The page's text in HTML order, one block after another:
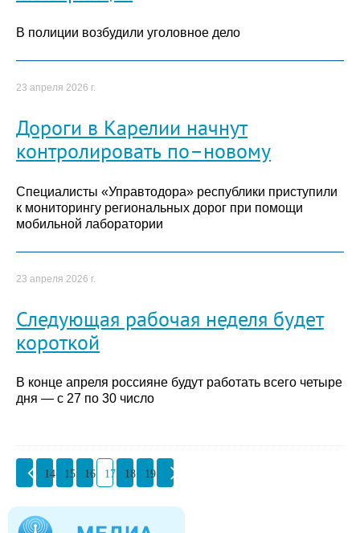
В полиции возбудили уголовное дело
23 апреля 2026 г.
Дороги в Карелии начнут
контролировать по–новому
Специалисты «Управтодора» республики приступили
к мониторингу региональных дорог при помощи
мобильной лаборатории
23 апреля 2026 г.
Следующая рабочая неделя будет
короткой
В конце апреля россияне будут работать всего четыре
дня — с 27 по 30 число
14 15 16 17 18 19